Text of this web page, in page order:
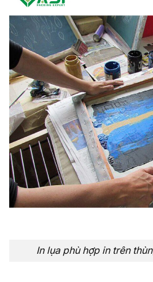
In lụa phù hợp in trên